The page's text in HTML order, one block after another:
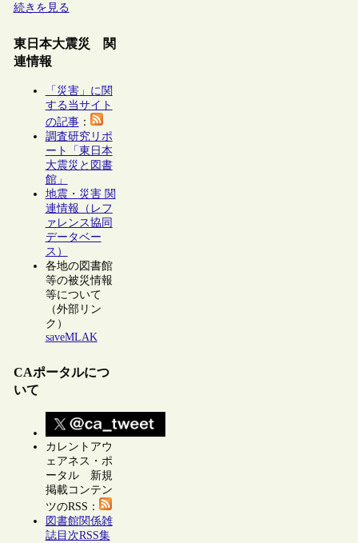
続きを見る
東日本大震災 関
連情報
「災害」に関
する当サイト
の記事：
調査研究リポ
ート「東日本
大震災と図書
館」
地震・災害 関
連情報（レフ
ァレンス協同
データベー
ス）
各地の図書館
等の被災情報
等について
（外部リン
ク）
saveMLAK
CAポータルにつ
いて
カレントアウ
ェアネス・ポ
ータル 新規
掲載コンテン
ツのRSS：
図書館関係雑
誌目次RSS集